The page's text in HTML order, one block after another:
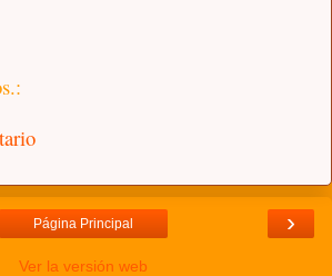
›
Página Principal
Ver la versión web